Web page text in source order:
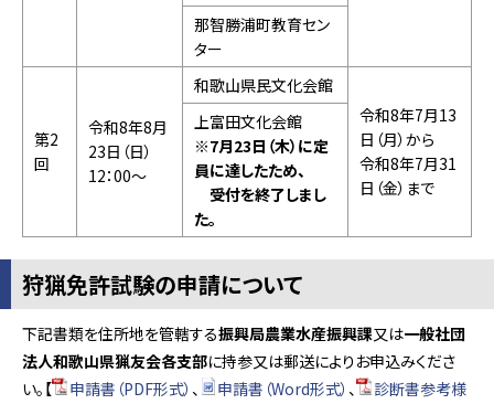
那智勝浦町教育セン
ター
第2
回
令和8年8月
23日（日）
12：00～
和歌山県民文化会館
令和8年7月13
日（月）から
令和8年7月31
日（金）まで
上富田文化会館
※7月23日（木）に定
員に達したため、
受付を終了しまし
た。
狩猟免許試験の申請について
下記書類を住所地を管轄する振興局農業水産振興課又は一般社団
法人和歌山県猟友会各支部に持参又は郵送によりお申込みくださ
い。 【 申請書（PDF形式） 、 申請書（Word形式） 、
診断書参考様